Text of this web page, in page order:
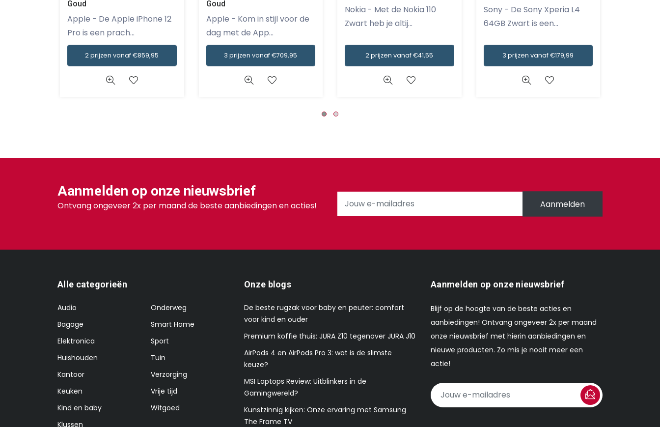
Goud
Apple - De Apple iPhone 12
Pro is een prach...
2 prijzen vanaf €859,95
Goud
Apple - Kom in stijl voor de
dag met de App...
3 prijzen vanaf €709,95
Nokia - Met de Nokia 110
Zwart heb je altij...
2 prijzen vanaf €41,55
Sony - De Sony Xperia L4
64GB Zwart is een...
3 prijzen vanaf €179,99
Aanmelden op onze nieuwsbrief
Ontvang ongeveer 2x per maand de beste aanbiedingen en acties! Aanmelden
Alle categorieën
Audio
Bagage
Elektronica
Huishouden
Kantoor
Keuken
Kind en baby
Klussen
Onderweg
Smart Home
Sport
Tuin
Verzorging
Vrije tijd
Witgoed
Onze blogs
De beste rugzak voor baby en peuter: comfort
voor kind en ouder
Premium koffie thuis: JURA Z10 tegenover JURA J10
AirPods 4 en AirPods Pro 3: wat is de slimste
keuze?
MSI Laptops Review: Uitblinkers in de
Gamingwereld?
Kunstzinnig kijken: Onze ervaring met Samsung
The Frame TV
Aanmelden op onze nieuwsbrief
Blijf op de hoogte van de beste acties en
aanbiedingen! Ontvang ongeveer 2x per maand
onze nieuwsbrief met hierin aanbiedingen en
nieuwe producten. Zo mis je nooit meer een
actie!